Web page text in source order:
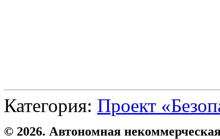
Категория: Проект
© 2026. Автономная